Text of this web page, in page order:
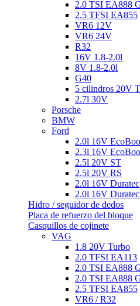
2.0 TSI EA888
2.5 TFSI EA855
VR6 12V
VR6 24V
R32
16V 1.8-2.0l
8V 1.8-2.0l
G40
5 cilindros 20V
2.7l 30V
Porsche
BMW
Ford
2.0l 16V
2.3l 16V
2.5l 20V ST
2.5l 20V RS
2.0l 16V Duratec
2.0l 16V
Hidro / seguidor de dedos
Placa de refuerzo del bloque
Casquillos de cojinete
VAG
1.8 20V Turbo
2.0 TFSI EA113
2.0 TSI EA888
2.0 TSI EA888
2.5 TFSI EA855
VR6 / R32